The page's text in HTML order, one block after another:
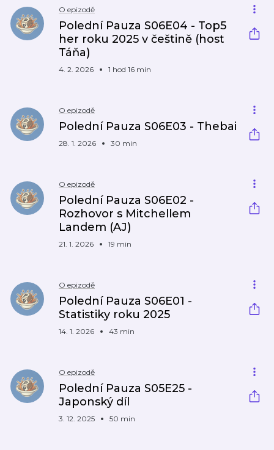
O epizodě
Polední Pauza S06E04 - Top5
her roku 2025 v češtině (host
Táňa)
4. 2. 2026 1 hod 16 min
O epizodě
Polední Pauza S06E03 - Thebai
28. 1. 2026 30 min
O epizodě
Polední Pauza S06E02 -
Rozhovor s Mitchellem
Landem (AJ)
21. 1. 2026 19 min
O epizodě
Polední Pauza S06E01 -
Statistiky roku 2025
14. 1. 2026 43 min
O epizodě
Polední Pauza S05E25 -
Japonský díl
3. 12. 2025 50 min